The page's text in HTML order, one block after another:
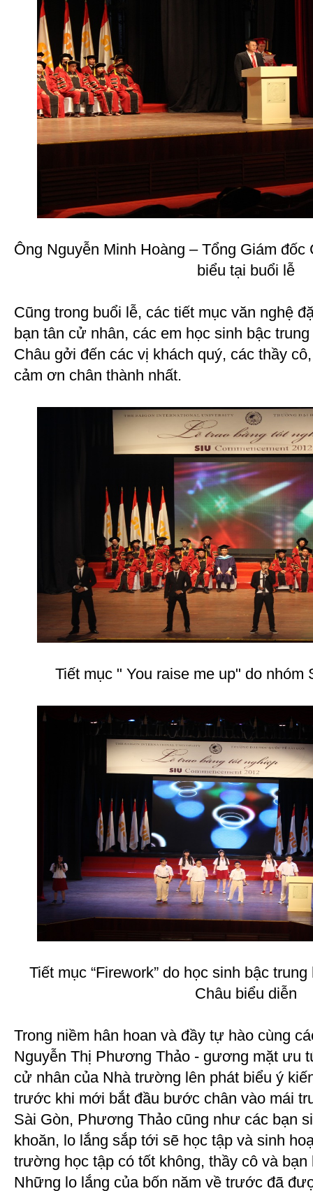
Ông Nguyễn Minh Hoàng – Tổng Giám đốc
biểu tại buổi lễ
Cũng trong buổi lễ, các tiết mục văn nghệ
bạn tân cử nhân, các em học sinh bậc
Châu gởi đến các vị khách quý, các thầy
cảm ơn chân thành nhất.
Tiết mục " You raise me up" do nhóm
Tiết mục “Firework” do học sinh bậc
Châu biểu diễn
Trong niềm hân hoan và đầy tự hào cùng
Nguyễn Thị Phương Thảo - gương mặt ưu
cử nhân của Nhà trường lên phát biểu ý
trước khi mới bắt đầu bước chân vào mái
Sài Gòn, Phương Thảo cũng như các bạn
khoăn, lo lắng sắp tới sẽ học tập và sinh
trường học tập có tốt không, thầy cô và
Những lo lắng của bốn năm về trước đã